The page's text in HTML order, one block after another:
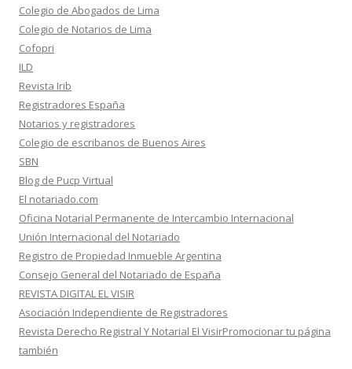
Colegio de Abogados de Lima
Colegio de Notarios de Lima
Cofopri
ILD
Revista Irib
Registradores España
Notarios y registradores
Colegio de escribanos de Buenos Aires
SBN
Blog de Pucp Virtual
El notariado.com
Oficina Notarial Permanente de Intercambio Internacional
Unión Internacional del Notariado
Registro de Propiedad Inmueble Argentina
Consejo General del Notariado de España
REVISTA DIGITAL EL VISIR
Asociación Independiente de Registradores
Revista Derecho Registral Y Notarial El VisirPromocionar tu página
también